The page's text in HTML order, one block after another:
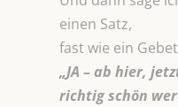
einen Satz,
fast wie ein
„JA – ab hier,
richtig schön